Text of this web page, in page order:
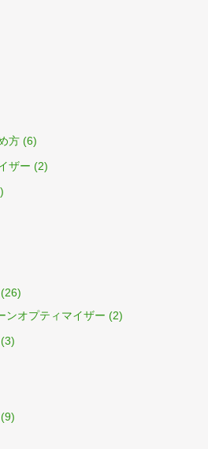
方 (6)
ザー (2)
(26)
ンオプティマイザー (2)
(3)
(9)